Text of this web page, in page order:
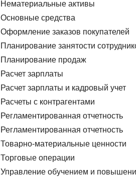
Нематериальные активы
Основные средства
Оформление заказов покупателей
Планирование занятости
Планирование продаж
Расчет зарплаты
Расчет зарплаты и кадровый учет
Расчеты с контрагентами
Регламентированная отчетность
Регламентированная отчетность
Товарно-материальные ценности
Торговые операции
Управление обучением и